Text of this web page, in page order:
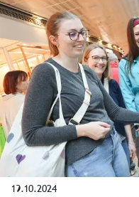
19.10.2024